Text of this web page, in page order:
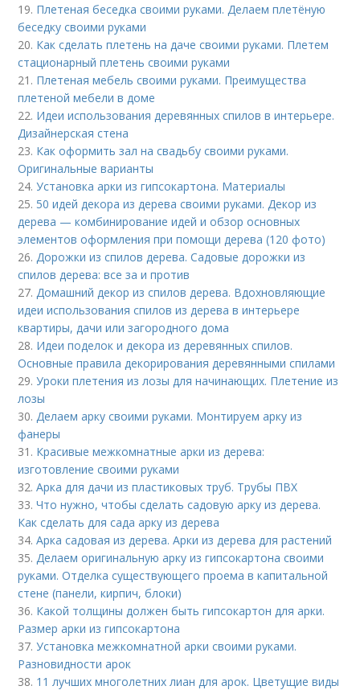
19. Плетеная беседка своими руками. Делаем плетёную
беседку своими руками
20. Как сделать плетень на даче своими руками. Плетем
стационарный плетень своими руками
21. Плетеная мебель своими руками. Преимущества
плетеной мебели в доме
22. Идеи использования деревянных спилов в интерьере.
Дизайнерская стена
23. Как оформить зал на свадьбу своими руками.
Оригинальные варианты
24.Установка арки из гипсокартона. Материалы
25. 50 идей декора из дерева своими руками. Декор из
дерева — комбинирование идей и обзор основных
элементов оформления при помощи дерева (120 фото)
26. Дорожки из спилов дерева. Садовые дорожки из
спилов дерева: все за и против
27. Домашний декор из спилов дерева. Вдохновляющие
идеи использования спилов из дерева в интерьере
квартиры, дачи или загородного дома
28. Идеи поделок и декора из деревянных спилов.
Основные правила декорирования деревянными спилами
29.Уроки плетения из лозы для начинающих. Плетение из
лозы
30. Делаем арку своими руками. Монтируем арку из
фанеры
31. Красивые межкомнатные арки из дерева:
изготовление своими руками
32.Арка для дачи из пластиковых труб. Трубы ПВХ
33.Что нужно, чтобы сделать садовую арку из дерева.
Как сделать для сада арку из дерева
34.Арка садовая из дерева. Арки из дерева для растений
35. Делаем оригинальную арку из гипсокартона своими
руками. Отделка существующего проема в капитальной
стене (панели, кирпич, блоки)
36. Какой толщины должен быть гипсокартон для арки.
Размер арки из гипсокартона
37.Установка межкомнатной арки своими руками.
Разновидности арок
38. 11 лучших многолетних лиан для арок. Цветущие виды